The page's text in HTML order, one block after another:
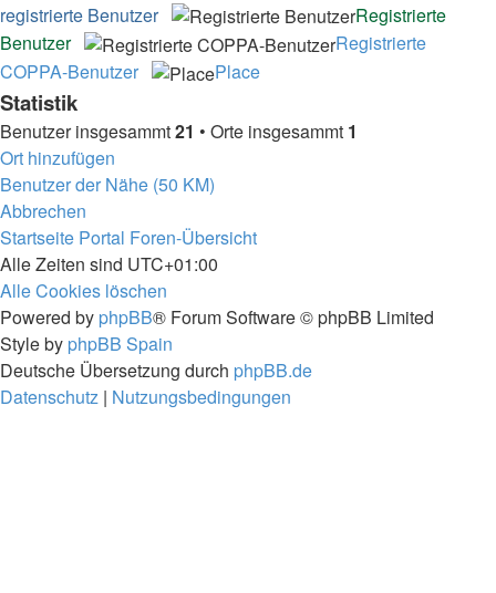
registrierte Benutzer
Registrierte
Benutzer
Registrierte
COPPA-Benutzer
Place
Statistik
Benutzer insgesammt21 • Orte insgesammt 1
Ort hinzufügen
Benutzer der Nähe (50 KM)
Abbrechen
Startseite Portal Foren-Übersicht
Alle Zeiten sind UTC+01:00
Alle Cookies löschen
Powered by phpBB® Forum Software © phpBB Limited
Style by phpBB Spain
Deutsche Übersetzung durch phpBB.de
Datenschutz | Nutzungsbedingungen